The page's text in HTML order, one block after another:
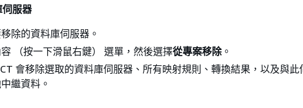
服器
除的資料庫伺服器。
（按一下滑鼠右鍵） 選單，然後選擇從專案移除。
會移除選取的資料庫伺服器、所有映射規則、轉換結果，以及與此
繼資料。